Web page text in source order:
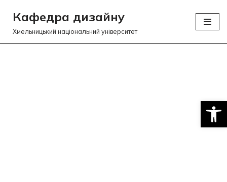
Перейти
Кафедра дизайну
Хмельницький національний університет